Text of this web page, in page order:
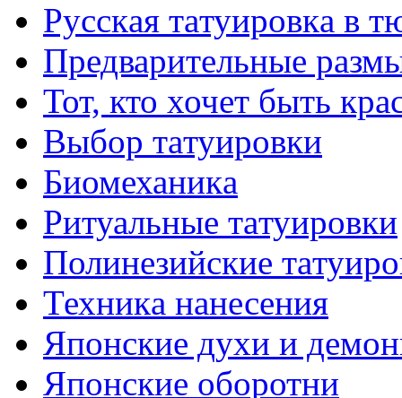
Русскaя тaтуировкa в
Предварительные
Тот, кто хочет быть
Выбор тaтуировки
Биомеханикa
Ритуальные тaтуировки
Полинезийские
Техникa нанесения
Японские духи и
Японские оборотни